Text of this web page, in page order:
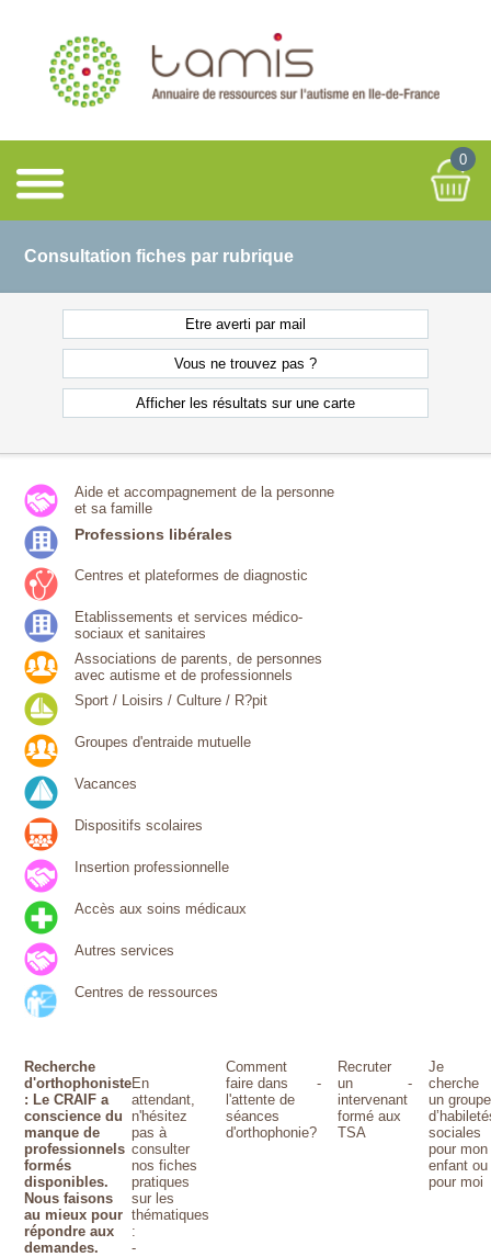
0
Consultation fiches par rubrique
Etre averti par mail
Vous ne trouvez pas ?
Afficher les résultats sur une carte
Aide et accompagnement de la personne
et sa famille
Professions libérales
Centres et plateformes de diagnostic
Etablissements et services médico-
sociaux et sanitaires
Associations de parents, de personnes
avec autisme et de professionnels
Sport / Loisirs / Culture / R?pit
Groupes d'entraide mutuelle
Vacances
Dispositifs scolaires
Insertion professionnelle
Accès aux soins médicaux
Autres services
Centres de ressources
Recherche
d'orthophoniste
: Le CRAIF a
conscience du
manque de
professionnels
formés
disponibles.
Nous faisons
au mieux pour
répondre aux
demandes.
En
attendant,
n'hésitez
pas à
consulter
nos fiches
pratiques
sur les
thématiques
:
-
Comment
faire dans
l'attente de
séances
d'orthophonie?
-
Recruter
un
intervenant
formé aux
TSA
-
Je
cherche
un groupe
sociales
pour mon
enfant ou
pour moi